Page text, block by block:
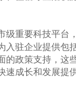
级重要科技平台
入驻企业提供包
的政策支持，这
速成长和发展提